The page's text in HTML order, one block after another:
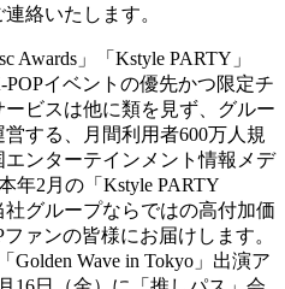
絡いたします。
Awards」「Kstyle PARTY」
イベントの優先かつ限定チ
ビスは他に類を見ず、グルー
する、月間利用者600万人規
ンターテインメント情報メデ
年2月の「Kstyle PARTY
グループならではの高付加価
ァンの皆様にお届けします。
Golden Wave in Tokyo」出演ア